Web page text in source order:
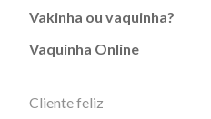
Vakinha ou vaquinha?
Vaquinha Online
Cliente feliz